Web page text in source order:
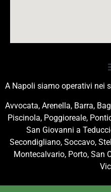
A Napoli siamo operativi nei
Avvocata, Arenella, Barra,
Piscinola, Poggioreale,
San Giovanni a
Secondigliano, Soccavo,
Montecalvario, Porto, San